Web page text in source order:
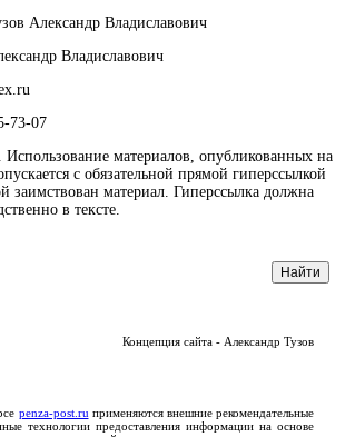
Александр Владиславович
Владиславович
73-07
материалов, опубликованных на
с обязательной прямой гиперссылкой
заимствован материал. Гиперссылка должна
в тексте.
Концепция сайта - Александр Тузов
penza-post.ru применяются внешние рекомендательные
технологии предоставления информации на основе